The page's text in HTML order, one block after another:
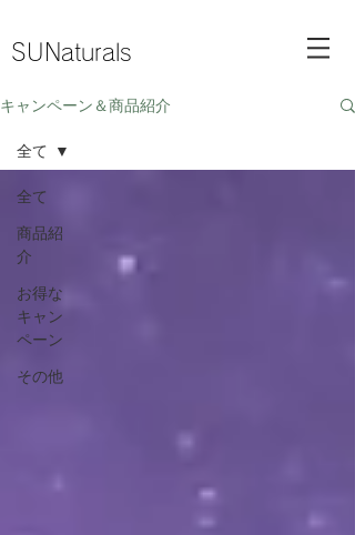
SUNaturals
キャンペーン＆商品紹介
全て
商品紹
介
お得な
キャン
ペーン
その他
全て